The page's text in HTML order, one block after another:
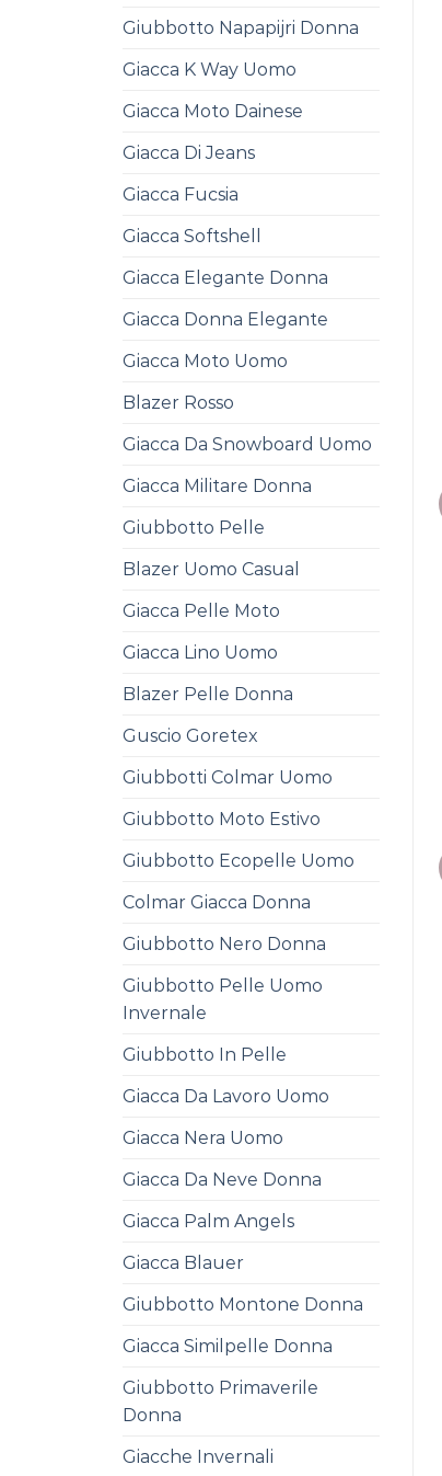
Giubbotto Napapijri Donna
Giacca K Way Uomo
Giacca Moto Dainese
Giacca Di Jeans
Giacca Fucsia
Giacca Softshell
Giacca Elegante Donna
Giacca Donna Elegante
Giacca Moto Uomo
Blazer Rosso
Giacca Da Snowboard Uomo
Giacca Militare Donna
Giubbotto Pelle
Blazer Uomo Casual
Giacca Pelle Moto
Giacca Lino Uomo
Blazer Pelle Donna
Guscio Goretex
Giubbotti Colmar Uomo
Giubbotto Moto Estivo
Giubbotto Ecopelle Uomo
Colmar Giacca Donna
Giubbotto Nero Donna
Giubbotto Pelle Uomo
Invernale
Giubbotto In Pelle
Giacca Da Lavoro Uomo
Giacca Nera Uomo
Giacca Da Neve Donna
Giacca Palm Angels
Giacca Blauer
Giubbotto Montone Donna
Giacca Similpelle Donna
Giubbotto Primaverile
Donna
Giacche Invernali